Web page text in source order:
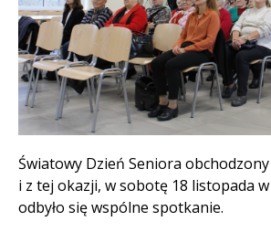
Treść
Światowy Dzień Seniora
i z tej okazji, w sobotę 18 listopada
odbyło się wspólne spotkanie.